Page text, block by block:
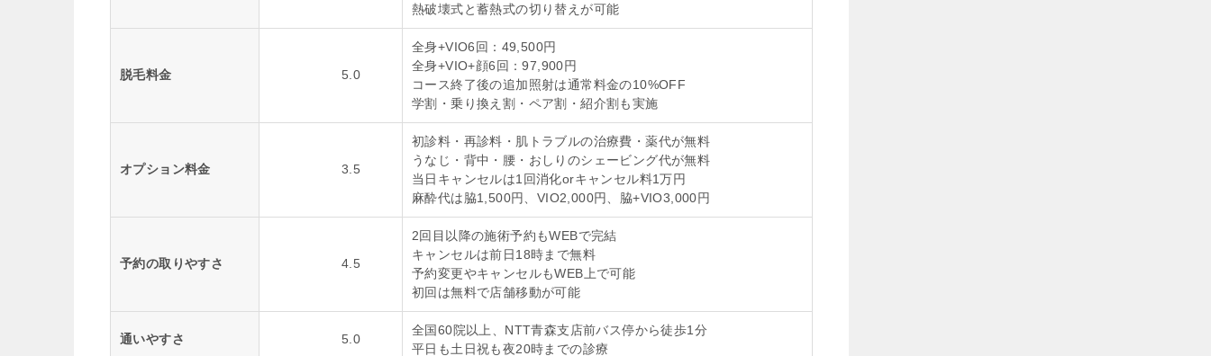
熱破壊式と蓄熱式の切り替えが可能
脱毛料金 5.0
全身+VIO6回：49,500円
全身+VIO+顔6回：97,900円
コース終了後の追加照射は通常料金の10%OFF
学割・乗り換え割・ペア割・紹介割も実施
オプション料金 3.5
初診料・再診料・肌トラブルの治療費・薬代が無料
うなじ・背中・腰・おしりのシェービング代が無料
当日キャンセルは1回消化orキャンセル料1万円
麻酔代は脇1,500円、VIO2,000円、脇+VIO3,000円
予約の取りやすさ 4.5
2回目以降の施術予約もWEBで完結
キャンセルは前日18時まで無料
予約変更やキャンセルもWEB上で可能
初回は無料で店舗移動が可能
通いやすさ 5.0
全国60院以上、NTT青森支店前バス停から徒歩1分
平日も土日祝も夜20時までの診療